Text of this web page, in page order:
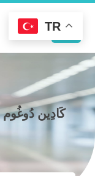
كَادِين
TR